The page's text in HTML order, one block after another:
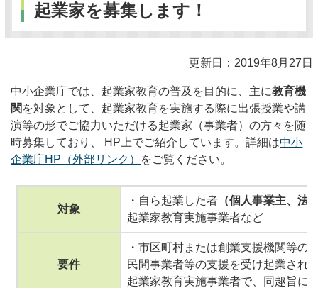
起業家を募集します！
更新日：2019年8月27日
中小企業庁では、起業家教育の普及を目的に、主に教育機
関 を対象として、起業家教育を実施する際に出張授業や講
演等の形でご協力いただける起業家（事業者）の方々を随
時募集しており、 HP上でご紹介しています。詳細は中小
企業庁HP（外部リンク） をご覧ください。
対象
・自ら起業した者 （個人事業主、法
起業家教育実施事業者など
要件
・市区町村または創業支援機関等の
民間事業者等の支援を受け起業され
起業家教育実施事業者で、同趣旨に